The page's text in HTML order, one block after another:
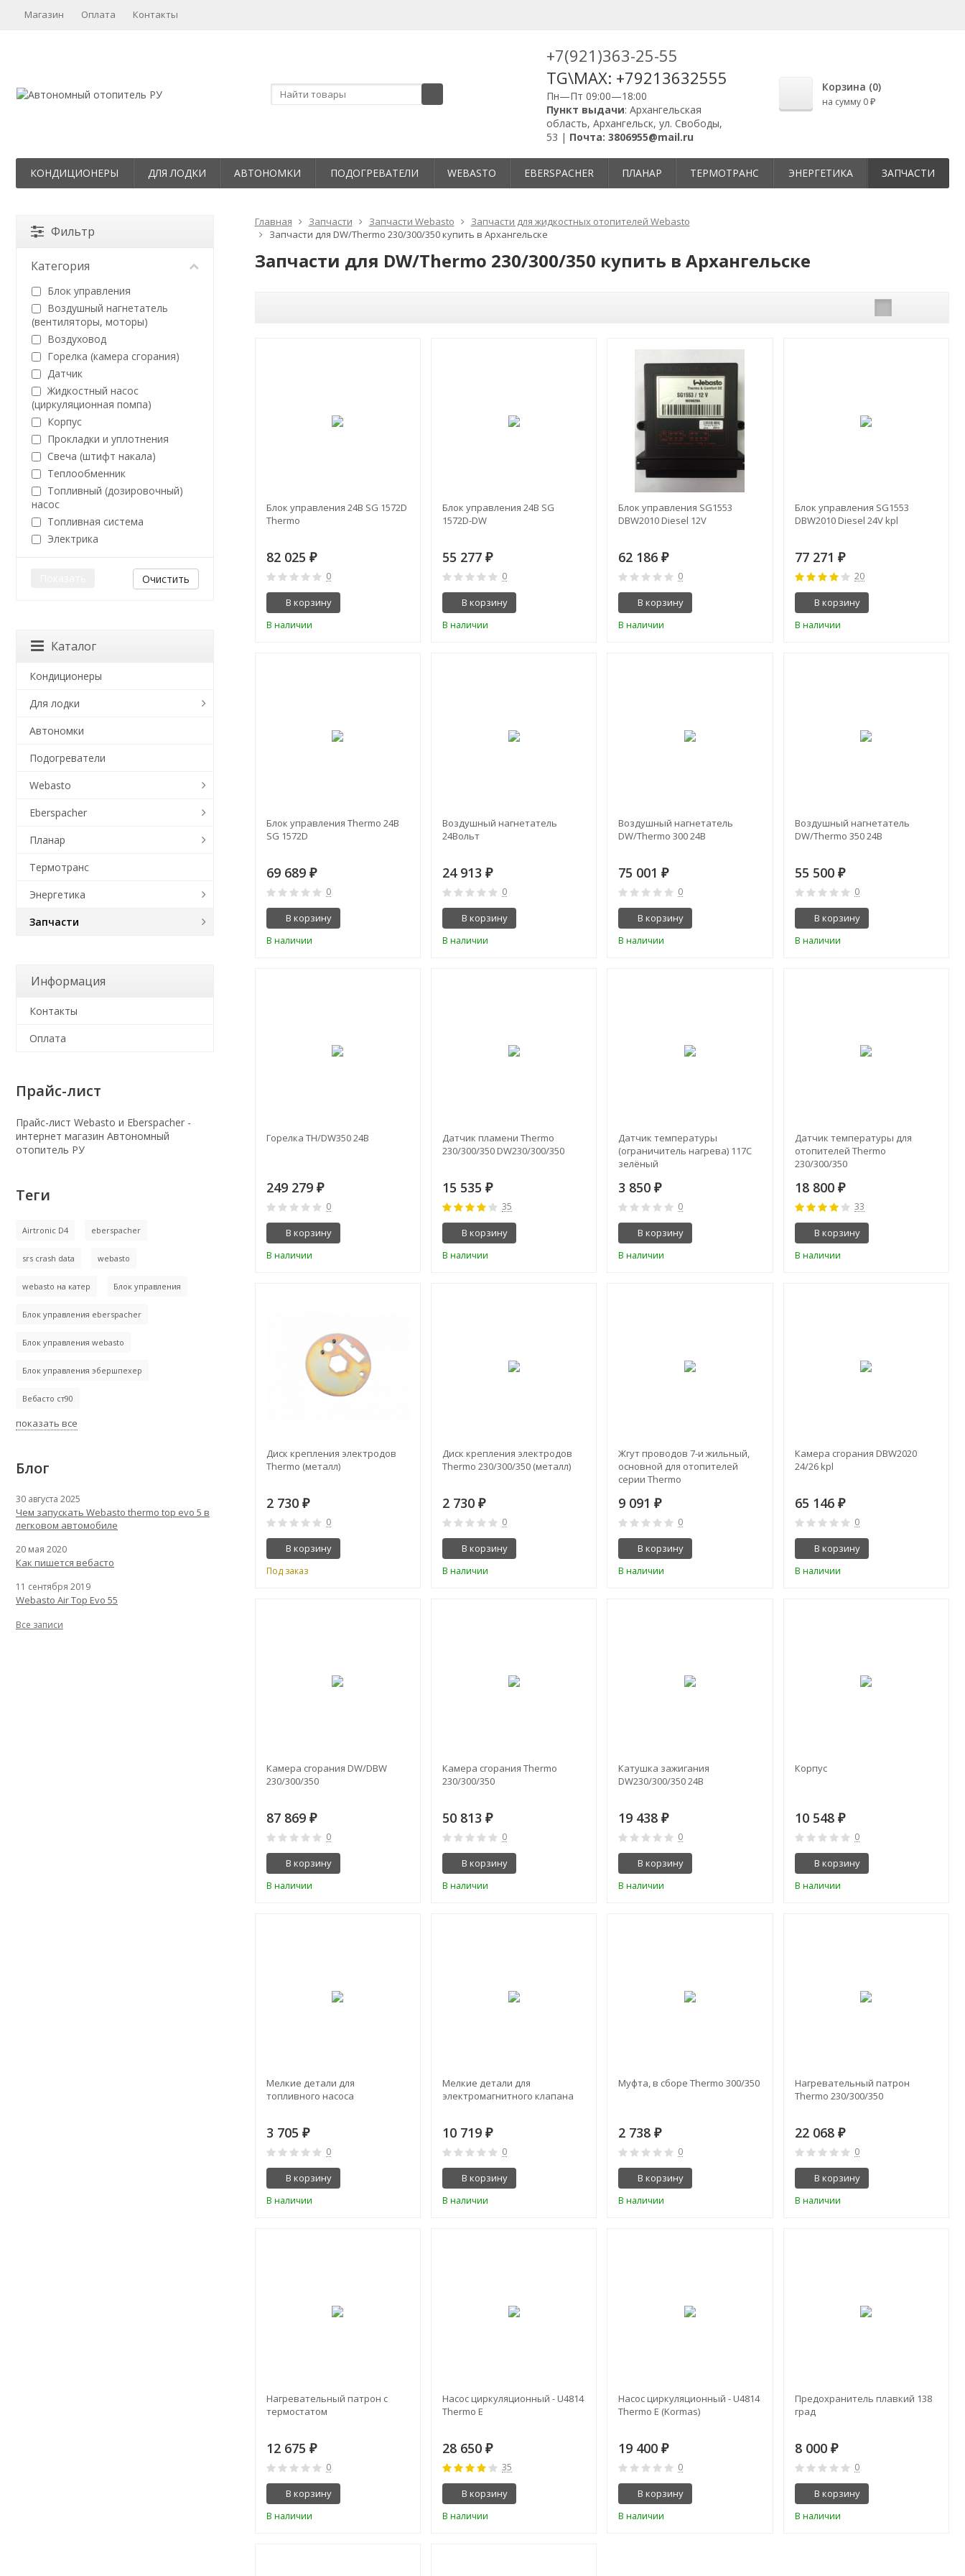
Магазин Оплата Контакты
+7(921)363-25-55
TG\MAX: +79213632555
Пн—Пт 09:00—18:00
Пункт выдачи: Архангельская
область, Архангельск, ул. Свободы,
53 | Почта: 3806955@mail.ru
Корзина (0)
на сумму 0 ₽
КОНДИЦИОНЕРЫ ДЛЯ ЛОДКИ АВТОНОМКИ ПОДОГРЕВАТЕЛИ WEBASTO EBERSPACHER ПЛАНАР ТЕРМОТРАНС ЭНЕРГЕТИКА ЗАПЧАСТИ
Главная Запчасти Запчасти Webasto
Запчасти для жидкостных отопителей Webasto
Запчасти для DW/Thermo 230/300/350 купить в Архангельске
Запчасти для DW/Thermo 230/300/350 купить в Архангельске
Блок управления 24В SG 1572D
Thermo
82 025 ₽
0
В корзину
В наличии
Блок управления 24В SG
1572D-DW
55 277 ₽
0
В корзину
В наличии
Блок управления SG1553
DBW2010 Diesel 12V
62 186₽
0
В корзину
В наличии
Блок управления SG1553
DBW2010 Diesel 24V kpl
77 271 ₽
20
В корзину
В наличии
Блок управления Thermo 24В
SG 1572D
69 689 ₽
0
В корзину
В наличии
Воздушный нагнетатель
24Bольт
24 913 ₽
0
В корзину
В наличии
Воздушный нагнетатель
DW/Thermo 300 24B
75 001₽
0
В корзину
В наличии
Воздушный нагнетатель
DW/Thermo 350 24B
55 500 ₽
0
В корзину
В наличии
Горелка TH/DW350 24В
249 279 ₽
0
В корзину
В наличии
Датчик пламени Thermo
230/300/350 DW230/300/350
15 535 ₽
35
В корзину
В наличии
Датчик температуры
(ограничитель нагрева) 117C
зелёный
3 850₽
0
В корзину
В наличии
Датчик температуры для
отопителей Thermo
230/300/350
18 800 ₽
33
В корзину
В наличии
Диск крепления электродов
Thermo (металл)
2 730 ₽
0
В корзину
Под заказ
Диск крепления электродов
Thermo 230/300/350 (металл)
2 730 ₽
0
В корзину
В наличии
Жгут проводов 7-и жильный,
основной для отопителей
серии Thermo
9 091₽
0
В корзину
В наличии
Камера сгорания DBW2020
24/26 kpl
65 146 ₽
0
В корзину
В наличии
Камера сгорания DW/DBW
230/300/350
87 869 ₽
0
В корзину
В наличии
Камера сгорания Thermo
230/300/350
50 813 ₽
0
В корзину
В наличии
Катушка зажигания
DW230/300/350 24В
19 438₽
0
В корзину
В наличии
Корпус
10 548 ₽
0
В корзину
В наличии
Мелкие детали для
топливного насоса
3 705 ₽
0
В корзину
В наличии
Мелкие детали для
электромагнитного клапана
10 719 ₽
0
В корзину
В наличии
Муфта, в сборе Thermo 300/350
2 738₽
0
В корзину
В наличии
Нагревательный патрон
Thermo 230/300/350
22 068 ₽
0
В корзину
В наличии
Нагревательный патрон с
термостатом
12 675 ₽
0
В корзину
В наличии
Насос циркуляционный - U4814
Thermo E
28 650 ₽
35
В корзину
В наличии
Насос циркуляционный - U4814
Thermo E (Kormas)
19 400₽
0
В корзину
В наличии
Предохранитель плавкий 138
град
8 000 ₽
0
В корзину
В наличии
Фильтр
Категория
Блок управления
Воздушный нагнетатель
(вентиляторы, моторы)
Воздуховод
Горелка (камера сгорания)
Датчик
Жидкостный насос
(циркуляционная помпа)
Корпус
Прокладки и уплотнения
Свеча (штифт накала)
Теплообменник
Топливный (дозировочный)
насос
Топливная система
Электрика
Очистить
Каталог
Кондиционеры
Для лодки
Автономки
Подогреватели
Webasto
Eberspacher
Планар
Термотранс
Энергетика
Запчасти
Информация
Контакты
Оплата
Прайс-лист
Прайс-лист Webasto и Eberspacher -
интернет магазин Автономный
отопитель РУ
Теги
Airtronic D4 eberspacher
srs crash data webasto
webasto на катер Блок управления
Блок управления eberspacher
Блок управления webasto
Блок управления эбершпехер
Вебасто ст90
показать все
Блог
30 августа 2025
Чем запускать Webasto thermo top evo 5 в
легковом автомобиле
20 мая 2020
Как пишется вебасто
11 сентября 2019
Webasto Air Top Evo 55
Все записи